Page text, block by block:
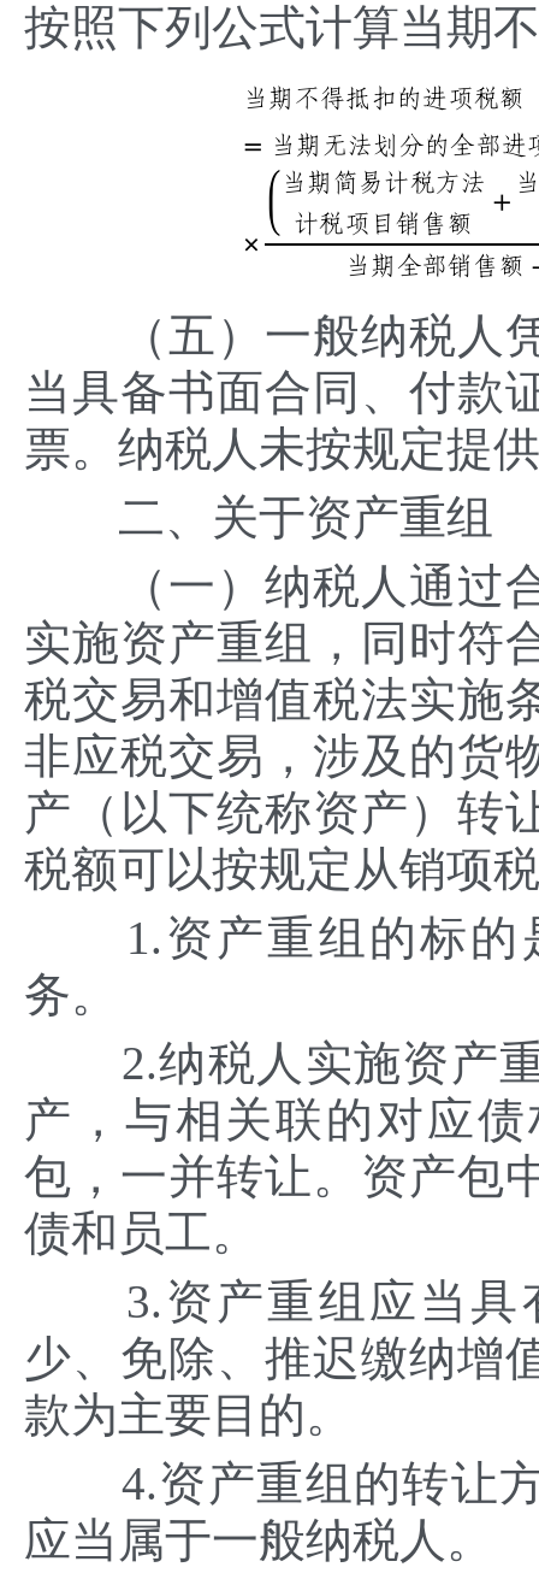
按照下列公式计算当期
（五）一般纳税人凭
当具备书面合同、付款
票。纳税人未按规定提
二、关于资产重组
（一）纳税人通过合
实施资产重组，同时符
税交易和增值税法实施
非应税交易，涉及的货
产（以下统称资产）转
税额可以按规定从销项
1.资产重组的标的
务。
2.纳税人实施资产重
产，与相关联的对应
包，一并转让。资产包
债和员工。
3.资产重组应当具
少、免除、推迟缴纳增
款为主要目的。
4.资产重组的转让方
应当属于一般纳税人。